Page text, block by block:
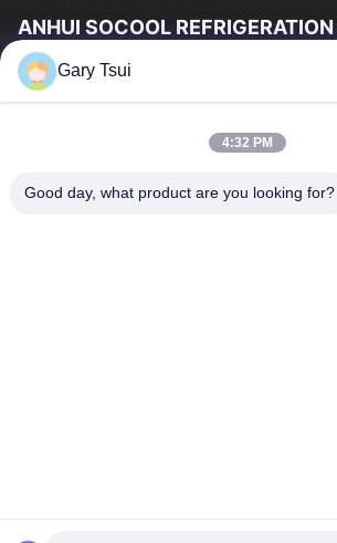
ANHUI SOCOOL REFRIGERATION
Liens Rapides
Au Sujet
Visite D'usine
Contrôle
Gary Tsui
4:32 PM
Good day, what product are you looking for?